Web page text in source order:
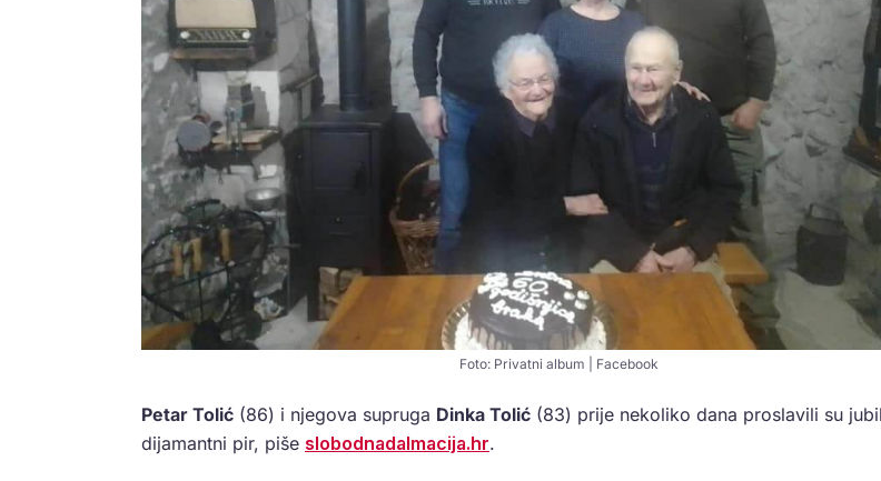
Foto: Privatni album | Facebook
Petar Tolić (86) i njegova supruga Dinka Tolić (83) prije nekoliko dana proslavili su
dijamantni pir, piše slobodnadalmacija.hr.